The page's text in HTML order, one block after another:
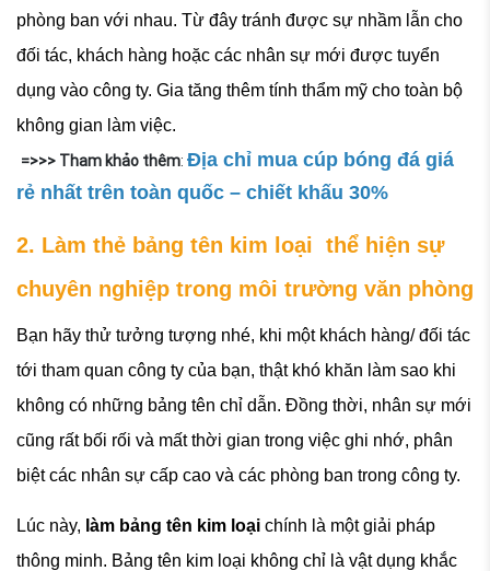
phòng ban với nhau. Từ đây tránh được sự nhầm lẫn cho
đối tác, khách hàng hoặc các nhân sự mới được tuyển
dụng vào công ty. Gia tăng thêm tính thẩm mỹ cho toàn bộ
không gian làm việc.
=>>> Tham khảo thêm: Địa chỉ mua cúp bóng đá giá
rẻ nhất trên toàn quốc – chiết khấu 30%
2. Làm thẻ bảng tên kim loại thể hiện sự
chuyên nghiệp trong môi trường văn phòng
Bạn hãy thử tưởng tượng nhé, khi một khách hàng/ đối tác
tới tham quan công ty của bạn, thật khó khăn làm sao khi
không có những bảng tên chỉ dẫn. Đồng thời, nhân sự mới
cũng rất bối rối và mất thời gian trong việc ghi nhớ, phân
biệt các nhân sự cấp cao và các phòng ban trong công ty.
Lúc này, làm bảng tên kim loại chính là một giải pháp
thông minh. Bảng tên kim loại không chỉ là vật dụng khắc